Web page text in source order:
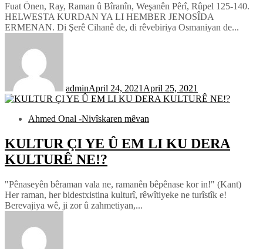
Fuat Önen, Ray, Raman û Bîranîn, Weşanên Pêrî, Rûpel 125-140.
HELWESTA KURDAN YA LI HEMBER JENOSÎDA
ERMENAN. Di Şerê Cihanê de, di rêvebiriya Osmaniyan de...
adminApril 24, 2021 April 25, 2021
Ahmed Onal -Nivîskaren mêvan
KULTUR ÇI YE Û EM LI KU DERA
KULTURÊ NE!?
"Pênaseyên bêraman vala ne, ramanên bêpênase kor in!" (Kant)
Her raman, her bidestxistina kulturî, rêwîtiyeke ne turîstîk e!
Berevajiya wê, ji zor û zahmetiyan,...